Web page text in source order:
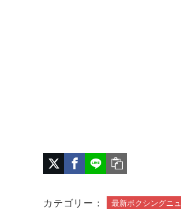
カテゴリー： 最新ボクシングニ